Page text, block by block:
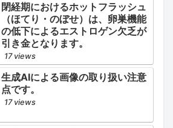
閉経期におけるホットフラッシュ
（ほてり・のぼせ）は、卵巣機能
の低下によるエストロゲン欠乏が
引き金となります。
17 views
生成AIによる画像の取り扱い注意
点です。
17 views